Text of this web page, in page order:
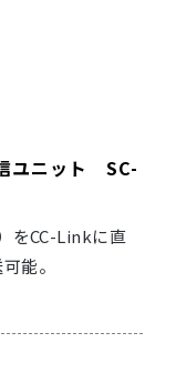
ユニット SC-
をCC-Linkに直
能。